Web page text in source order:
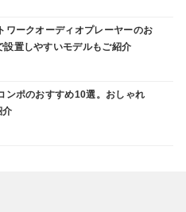
ワークオーディオプレーヤーのお
置しやすいモデルもご紹介
ンポのおすすめ10選。おしゃれ
介